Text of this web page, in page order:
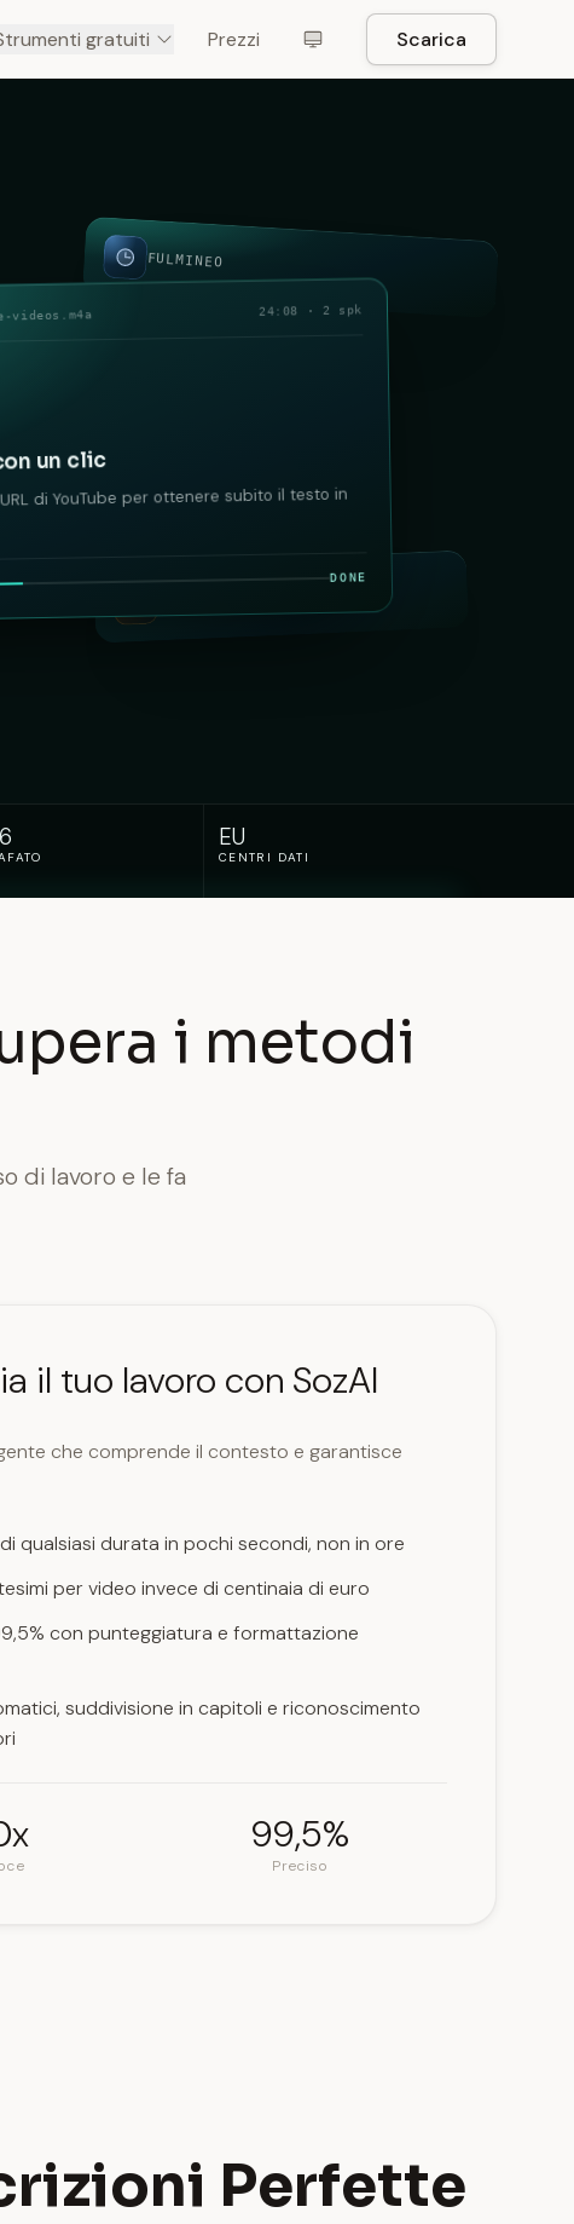
gratuiti Prezzi Scarica
FULMINEO
videos.m4a 24:08 · 2 spk
un clic
di YouTube per ottenere subito il testo in
DONE
EU
CENTRI DATI
i metodi
di lavoro e le fa
il tuo lavoro con SozAI
che comprende il contesto e garantisce
qualsiasi durata in pochi secondi, non in ore
per video invece di centinaia di euro
con punteggiatura e formattazione
suddivisione in capitoli e riconoscimento
99,5%
Preciso
Perfette